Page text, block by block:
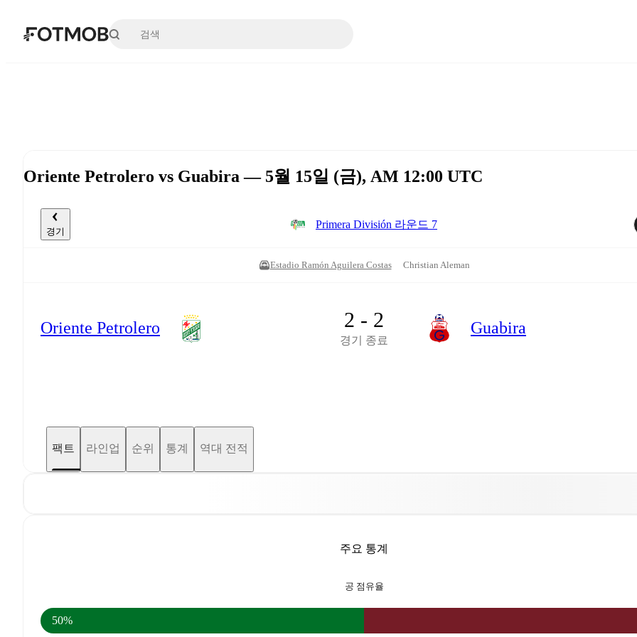
본문으로 건너뛰기
Oriente Petrolero vs Guabira — 5월 15일 (금), AM 12:00 UTC
경기
Primera División 라운드 7
Estadio Ramón Aguilera Costas Christian Aleman
Oriente Petrolero 2 - 2
경기 종료
Guabira
팩트 라인업 순위 통계 역대 전적
주요 통계
공 점유율
50%